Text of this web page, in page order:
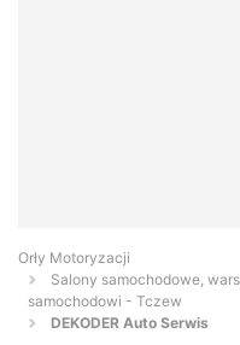
Orły Motoryzacji
Salony samochodowe,
samochodowi - Tczew
DEKODER Auto Serwis